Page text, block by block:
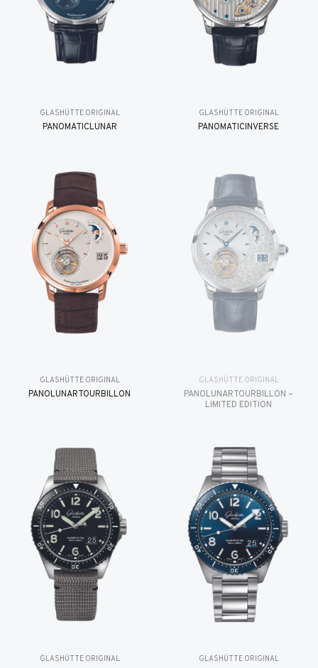
GLASHÜTTE ORIGINAL
PANOMATICLUNAR
GLASHÜTTE ORIGINAL
PANOMATICINVERSE
GLASHÜTTE ORIGINAL
PANOLUNARTOURBILLON
GLASHÜTTE ORIGINAL
PANOLUNARTOURBILLON –
LIMITED EDITION
GLASHÜTTE ORIGINAL GLASHÜTTE ORIGINAL